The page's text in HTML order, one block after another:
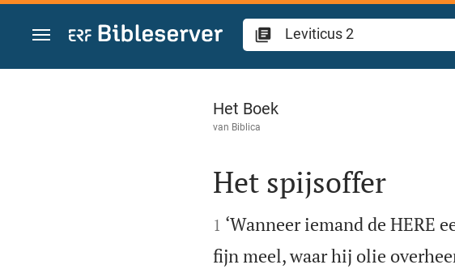
Spring naar inhoud
Leviticus 2
Het Boek
van Biblica

Het spijsoffer

1 ‘Wanneer iemand de HERE
fijn meel, waar hij olie